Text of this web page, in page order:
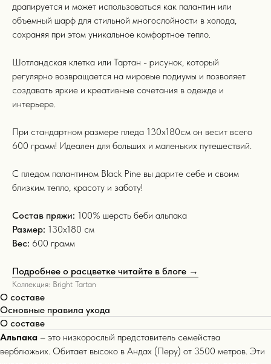
драпируется и может использоваться как палантин или
объемный шарф для стильной многослойности в холода,
сохраняя при этом уникальное комфортное тепло.
Шотландская клетка или Тартан - рисунок, который
регулярно возвращается на мировые подиумы и позволяет
создавать яркие и креативные сочетания в одежде и
интерьере.
При стандартном размере пледа 130х180см он весит всего
600 грамм! Идеален для больших и маленьких путешествий.
С пледом палантином Black Pine вы дарите себе и своим
близким тепло, красоту и заботу!
Состав пряжи: 100% шерсть беби альпака
Размер: 130х180 см
Вес: 600 грамм
Подробнее о расцветке читайте в блоге →
Коллекция: Bright Tartan
О составе
Основные правила ухода
О составе
Альпака – это низкорослый представитель семейства
верблюжьих. Обитает высоко в Андах (Перу) от 3500 метров. Эти